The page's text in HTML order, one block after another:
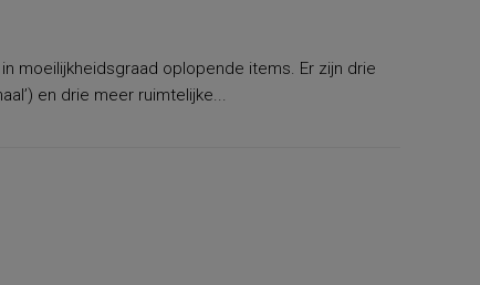
moeilijkheidsgraad oplopende items. Er zijn drie
en drie meer ruimtelijke...